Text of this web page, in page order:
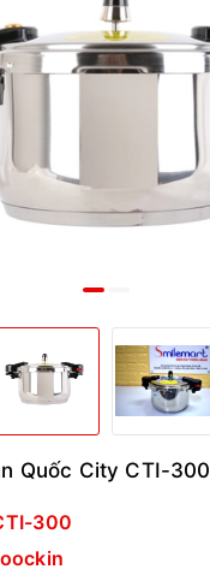
Quốc City CTI-300
300